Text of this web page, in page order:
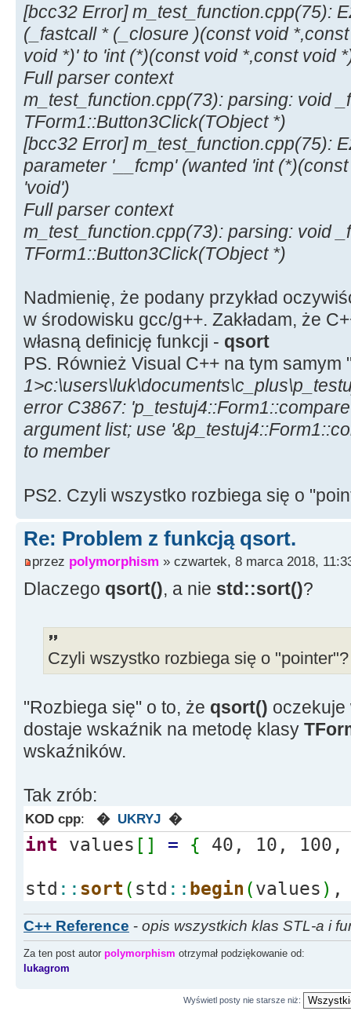
}
[bcc32 Error] m_test_function.cpp(75):
(_fastcall * (_closure )(const void
void *)' to 'int (*)(const void *,const void
Full parser context
m_test_function.cpp(73): parsing: void
TForm1::Button3Click(TObject *)
[bcc32 Error] m_test_function.cpp(75):
parameter '__fcmp' (wanted 'int
'void')
Full parser context
m_test_function.cpp(73): parsing: void
TForm1::Button3Click(TObject *)
Nadmienię, że podany przykład
w środowisku gcc/g++. Zakładam, że
własną definicję funkcji - qsort
PS. Również Visual C++ na tym samym
error C3867:
argument list; use
to member
PS2. Czyli wszystko rozbiega się o
Re: Problem z funkcją qsort.
przez polymorphism » czwartek, 8 marca 2018,
Dlaczego qsort(), a nie std::sort()?
Czyli wszystko rozbiega się o "pointer"?
"Rozbiega się" o to, że qsort() oczekuje
dostaje wskaźnik na metodę klasy
wskaźników.
Tak zrób:
KOD cpp: � UKRYJ �
int values [ ] = { 40, 10,
std :: sort ( std :: begin (values ) ,
C++ Reference - opis wszystkich klas STL-a i
Za ten post autor polymorphism otrzymał podziękowanie od:
lukagrom
Wyświetl posty nie starsze niż: